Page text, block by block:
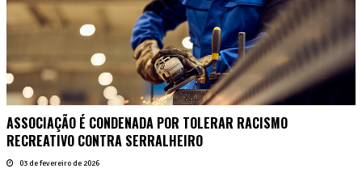
ASSOCIAÇÃO É CONDENADA POR TOLERAR RACISMO
RECREATIVO CONTRA SERRALHEIRO
03 de fevereiro de 2026